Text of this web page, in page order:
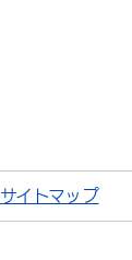
サイトマップ